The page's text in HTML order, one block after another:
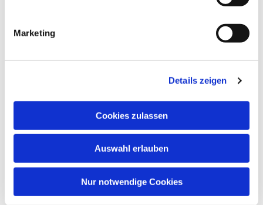
Marketing
Details zeigen
Cookies zulassen
Auswahl erlauben
Nur notwendige Cookies